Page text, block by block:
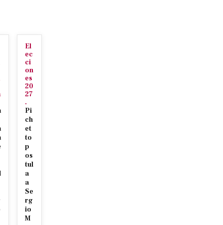
El
ec
ci
on
es
20
27
.
Pi
ch
et
to
p
os
tul
a
a
Se
rg
io
M